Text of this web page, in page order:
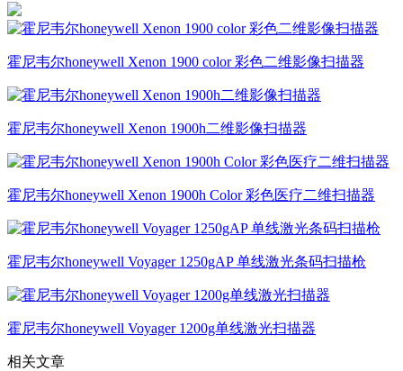
霍尼韦尔honeywell Xenon 1900 color 彩色二维影像扫描器
霍尼韦尔honeywell Xenon 1900h二维影像扫描器
霍尼韦尔honeywell Xenon 1900h Color 彩色医疗二维扫描器
霍尼韦尔honeywell Voyager 1250gAP 单线激光条码扫描枪
霍尼韦尔honeywell Voyager 1200g单线激光扫描器
相关文章